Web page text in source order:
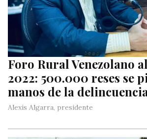
Foro Rural Venezolano
2022: 500.000 reses se
manos de la
Alexis Algarra, presidente